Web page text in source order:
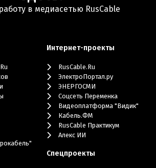
в медиасетью RusCable
Интернет-проекты
RusCable.Ru
ЭлектроПортал.ру
ЭНЕРГОСМИ
Cоцсеть Переменка
Видеоплатформа "Видик"
Кабель.ФМ
RusCable Практикум
Алекс ИИ
Cпецпроекты